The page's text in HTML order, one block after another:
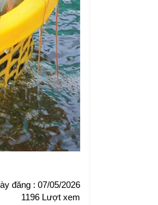
đăng : 07/05/2026
1196 Lượt xem